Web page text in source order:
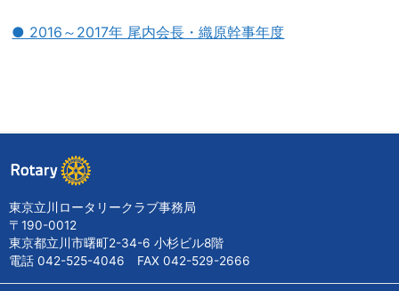
● 2016～2017年 尾内会長・織原幹事年度
東京立川ロータリークラブ事務局
〒190-0012
東京都立川市曙町2-34-6 小杉ビル8階
電話 042-525-4046 FAX 042-529-2666